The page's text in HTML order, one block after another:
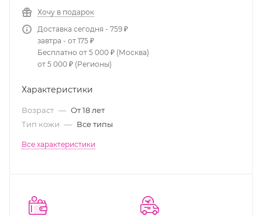
Хочу в подарок
Доставка сегодня - 759 ₽
завтра - от 175 ₽
Бесплатно от 5 000 ₽ (Москва)
от 5 000 ₽ (Регионы)
Характеристики
Возраст — От 18 лет
Тип кожи — Все типы
Все характеристики